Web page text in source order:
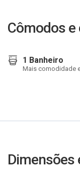
Cômodos e
1 Banheiro
Mais comodidade
Dimensões